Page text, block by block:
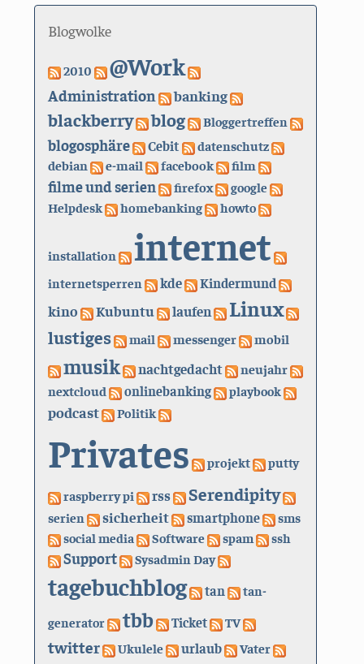
Blogwolke
2010 @Work
Administration banking
blackberry blog Bloggertreffen
blogosphäre Cebit datenschutz
debian e-mail facebook film
filme und serien firefox
google
Helpdesk
homebanking howto
installation internet
internetsperren kde Kindermund
kino Kubuntu laufen Linux
lustiges mail messenger mobil
musik nachtgedacht neujahr
nextcloud onlinebanking playbook
podcast Politik
Privates projekt putty
raspberry pi rss Serendipity
serien sicherheit smartphone
sms
social media
Software spam ssh
Support Sysadmin Day
tagebuchblog tan
tan-
generator
tbb Ticket TV
twitter Ukulele urlaub
Vater